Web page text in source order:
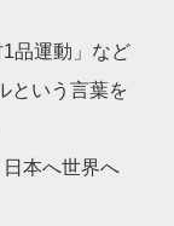
品運動」など
という言葉を
本へ世界へ